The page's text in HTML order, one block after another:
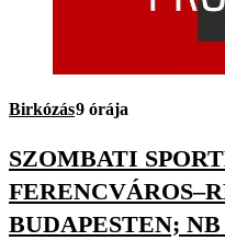
Birkózás9 órája
SZOMBATI
BUDAPESTEN;